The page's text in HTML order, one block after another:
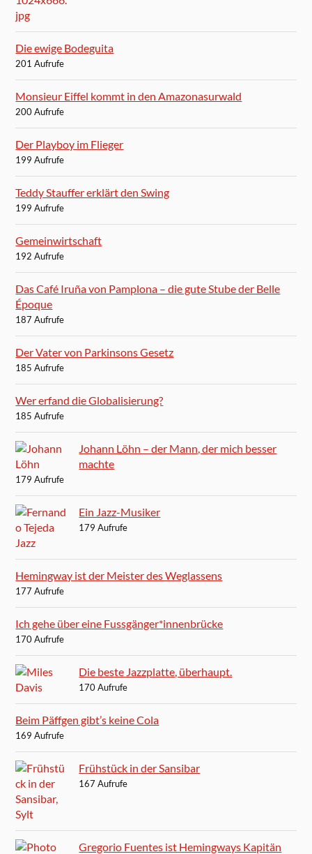
Die ewige Bodeguita
201 Aufrufe
Monsieur Eiffel kommt in den Amazonasurwald
200 Aufrufe
Der Playboy im Flieger
199 Aufrufe
Teddy Stauffer erklärt den Swing
199 Aufrufe
Gemeinwirtschaft
192 Aufrufe
Das Café Iruña von Pamplona – die gute Stube der Belle
Époque
187 Aufrufe
Der Vater von Parkinsons Gesetz
185 Aufrufe
Wer erfand die Globalisierung?
185 Aufrufe
Johann Löhn – der Mann, der mich besser
machte
179 Aufrufe
Ein Jazz-Musiker
179 Aufrufe
Hemingway ist der Meister des Weglassens
177 Aufrufe
Ich gehe über eine Fussgänger*innenbrücke
170 Aufrufe
Die beste Jazzplatte, überhaupt.
170 Aufrufe
Beim Päffgen gibt’s keine Cola
169 Aufrufe
Frühstück in der Sansibar
167 Aufrufe
Gregorio Fuentes ist Hemingways Kapitän